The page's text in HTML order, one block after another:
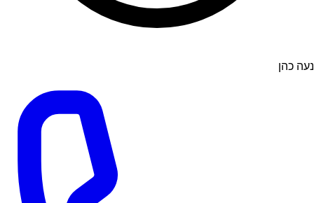
נעה כהן